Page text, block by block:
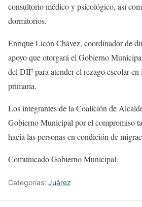
consultorio médico y psicológico, así
dormitorios.
Enrique Licón Chávez, coordinador de
apoyo que otorgará el Gobierno
del DIF para atender el rezago escolar en
primaria.
Los integrantes de la Coalición de
Gobierno Municipal por el compromiso
hacia las personas en condición de
Comunicado Gobierno Municipal.
Categorías: Juárez